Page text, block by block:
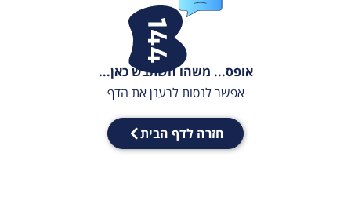
אופס... משהו השתבש כאן...
אפשר לנסות לרענן את הדף
חזרה לדף הבית